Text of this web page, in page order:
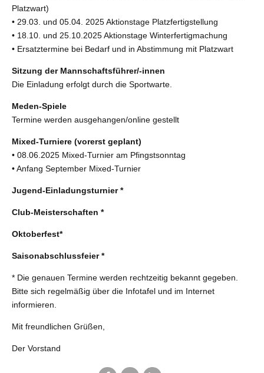
Platzwart)
• 29.03. und 05.04. 2025 Aktionstage Platzfertigstellung
• 18.10. und 25.10.2025 Aktionstage Winterfertigmachung
• Ersatztermine bei Bedarf und in Abstimmung mit Platzwart
Sitzung der Mannschaftsführer/-innen
Die Einladung erfolgt durch die Sportwarte.
Meden-Spiele
Termine werden ausgehangen/online gestellt
Mixed-Turniere (vorerst geplant)
• 08.06.2025 Mixed-Turnier am Pfingstsonntag
• Anfang September Mixed-Turnier
Jugend-Einladungsturnier *
Club-Meisterschaften *
Oktoberfest*
Saisonabschlussfeier *
* Die genauen Termine werden rechtzeitig bekannt gegeben.
Bitte sich regelmäßig über die Infotafel und im Internet
informieren.
Mit freundlichen Grüßen,
Der Vorstand